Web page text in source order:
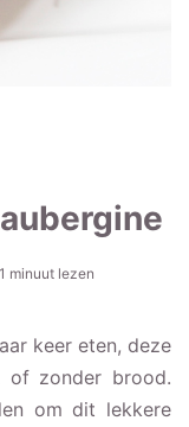
1 minuut lezen
keer eten, deze
of zonder brood.
om dit lekkere